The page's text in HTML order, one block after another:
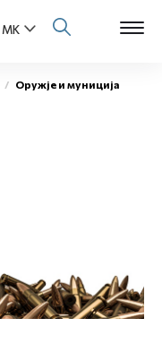
Open
Оружје и муниција